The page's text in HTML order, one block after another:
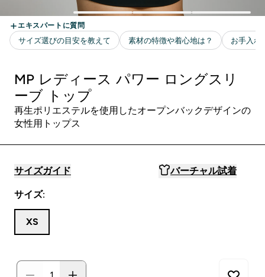
MP レディース パワー ロングスリ
ーブ トップ
再生ポリエステルを使用したオープンバックデザインの
女性用トップス
サイズガイド バーチャル試着
サイズ:
XS